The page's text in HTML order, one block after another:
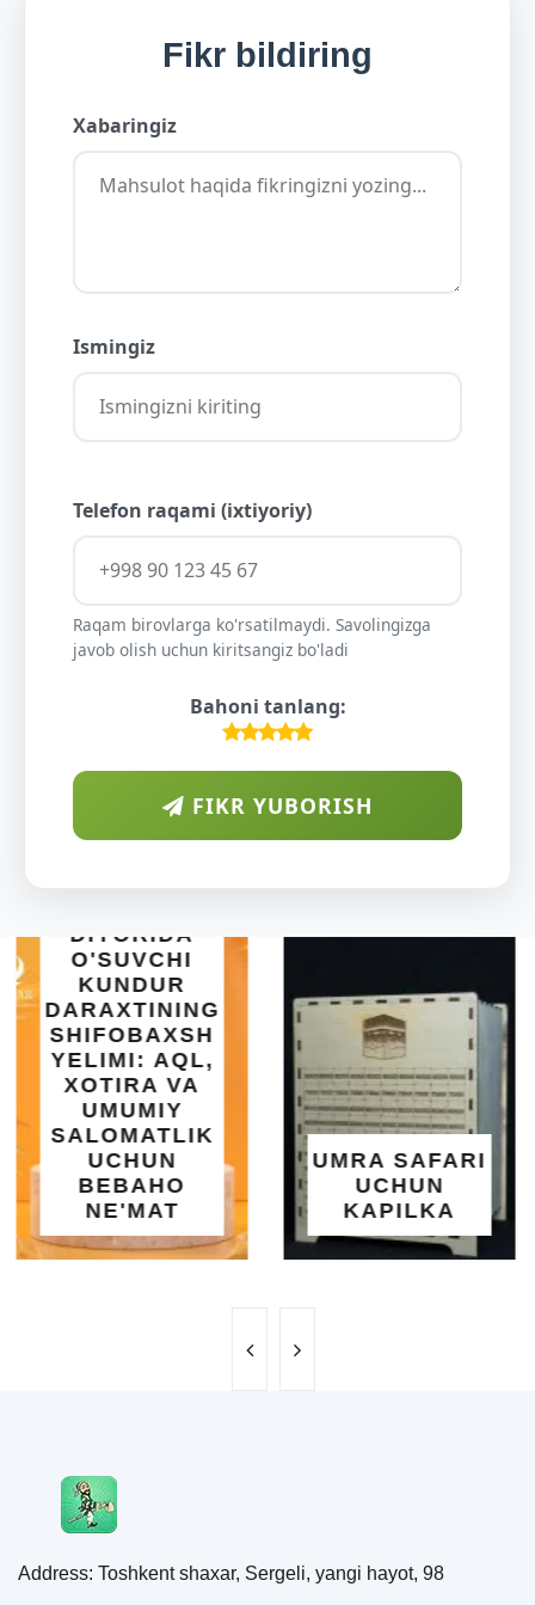
Fikr bildiring
Xabaringiz
Ismingiz
Telefon raqami (ixtiyoriy)
Raqam birovlarga ko'rsatilmaydi. Savolingizga
javob olish uchun kiritsangiz bo'ladi
Bahoni tanlang:
FIKR YUBORISH
UMRA SAFARI
UCHUN
KAPILKA
INTEX EASY
SET BASSEYN
| 183X51 SM |
OSON
YOZGI
SALQINLIK VA
MAROQ
Address: Toshkent shaxar, Sergeli, yangi hayot, 98